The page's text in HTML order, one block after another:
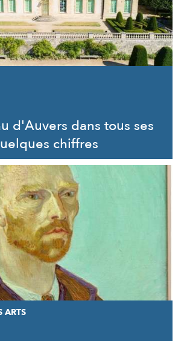
d'Auvers dans tous ses
chiffres
ARTS